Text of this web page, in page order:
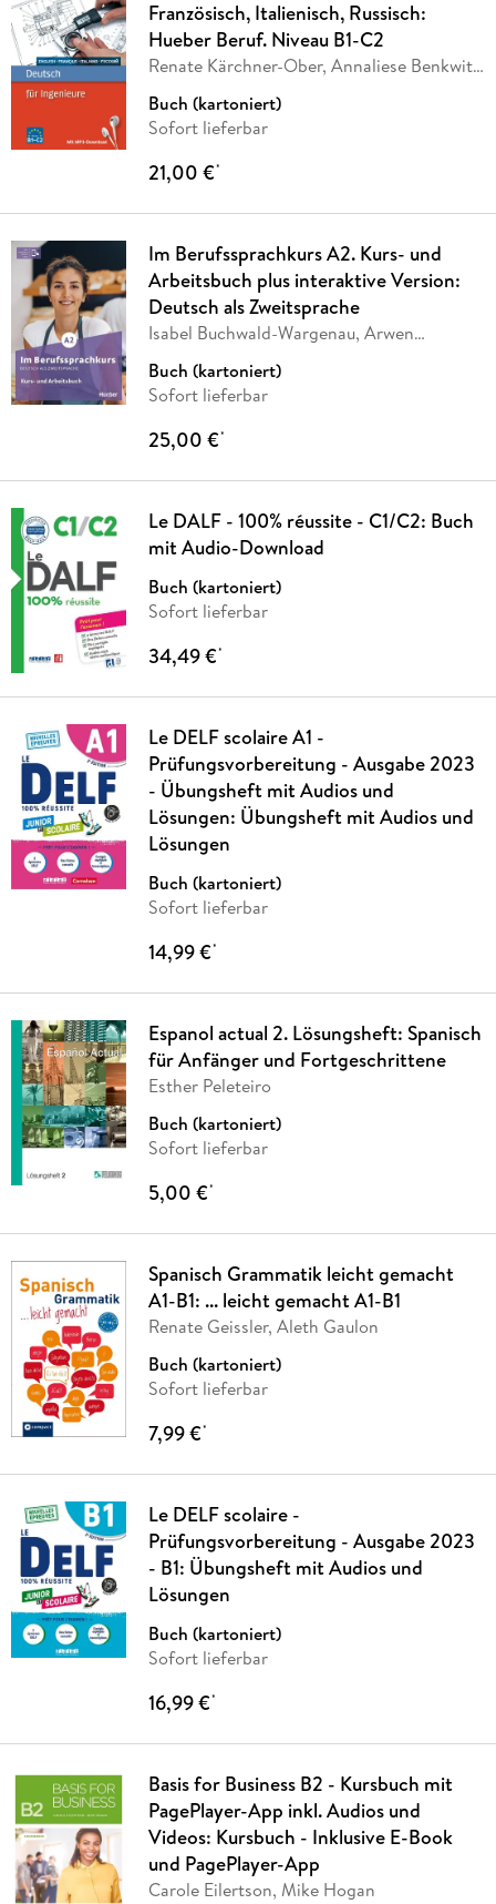
Französisch, Italienisch, Russisch:
Hueber Beruf. Niveau B1-C2
Renate Kärchner-Ober, Annaliese Benkwitz,
Buch (kartoniert)
Sofort lieferbar
21,00 €*
Im Berufssprachkurs A2. Kurs- und
Arbeitsbuch plus interaktive Version:
Deutsch als Zweitsprache
Isabel Buchwald-Wargenau, Arwen
Buch (kartoniert)
Sofort lieferbar
25,00 €*
Le DALF - 100% réussite - C1/C2: Buch
mit Audio-Download
Buch (kartoniert)
Sofort lieferbar
34,49 €*
Le DELF scolaire A1 -
Prüfungsvorbereitung - Ausgabe 2023
- Übungsheft mit Audios und
Lösungen: Übungsheft mit Audios und
Lösungen
Buch (kartoniert)
Sofort lieferbar
14,99 €*
Espanol actual 2. Lösungsheft: Spanisch
für Anfänger und Fortgeschrittene
Esther Peleteiro
Buch (kartoniert)
Sofort lieferbar
5,00 €*
Spanisch Grammatik leicht gemacht
A1-B1: ... leicht gemacht A1-B1
Renate Geissler, Aleth Gaulon
Buch (kartoniert)
Sofort lieferbar
7,99 €*
Le DELF scolaire -
Prüfungsvorbereitung - Ausgabe 2023
- B1: Übungsheft mit Audios und
Lösungen
Buch (kartoniert)
Sofort lieferbar
16,99 €*
Basis for Business B2 - Kursbuch mit
PagePlayer-App inkl. Audios und
Videos: Kursbuch - Inklusive E-Book
und PagePlayer-App
Carole Eilertson, Mike Hogan